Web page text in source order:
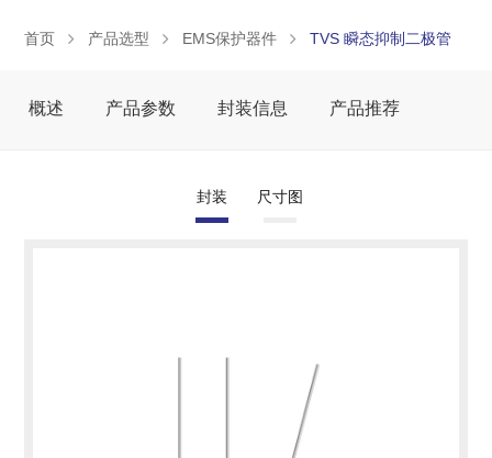
首页 产品选型 EMS保护器件 TVS 瞬态抑制二极管
概述 产品参数 封装信息 产品推荐
封装 尺寸图